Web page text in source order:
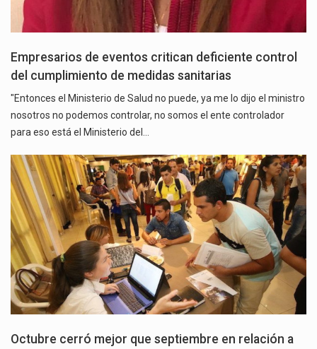
Empresarios de eventos critican deficiente control
del cumplimiento de medidas sanitarias
"Entonces el Ministerio de Salud no puede, ya me lo dijo el ministro
nosotros no podemos controlar, no somos el ente controlador
para eso está el Ministerio del…
Octubre cerró mejor que septiembre en relación a